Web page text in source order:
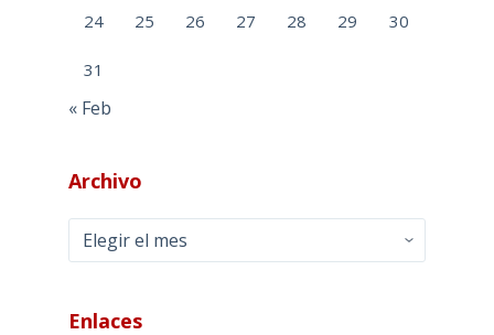
24 25 26 27 28 29 30
31
« Feb
Archivo
Archivo
Enlaces